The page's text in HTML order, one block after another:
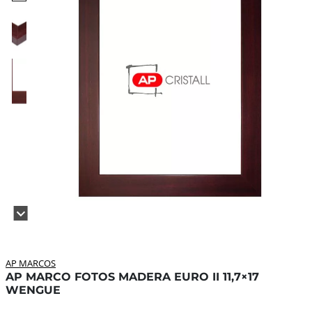
AP MARCOS
AP MARCO FOTOS MADERA EURO II 11,7×17
WENGUE